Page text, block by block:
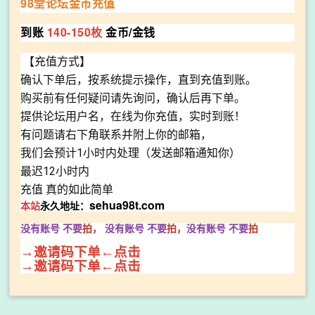
98堂论坛金币充值
到账 140-150枚 金币/金钱
【充值方式】
确认下单后，按系统提示操作，直到充值到账。
购买前有任何疑问请先询问，确认后再下单。
提供论坛用户名，在线为你充值，实时到账！
有问题请右下角联系并附上你的邮箱，
我们会预计1小时内处理（发送邮箱通知你）
最迟12小时内
充值 真的如此简单
本站永久地址： sehua98t.com
没有账号 不要拍， 没有账号 不要拍， 没有账号 不要拍
→邀请码下单←点击
→邀请码下单←点击